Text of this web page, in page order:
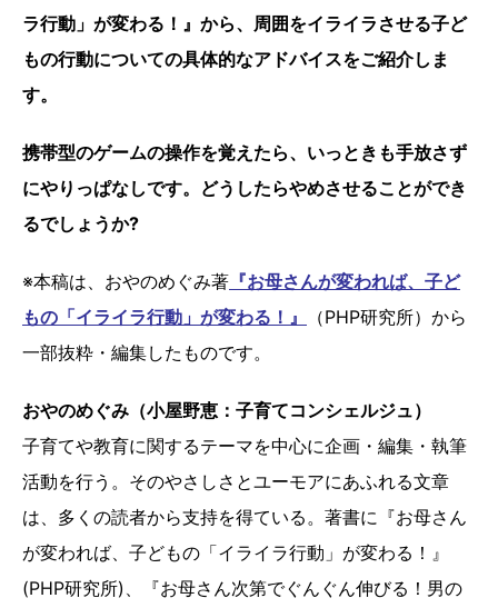
ラ行動」が変わる！』から、周囲をイライラさせる子ど
もの行動についての具体的なアドバイスをご紹介しま
す。
携帯型のゲームの操作を覚えたら、いっときも手放さず
にやりっぱなしです。どうしたらやめさせることができ
るでしょうか?
※本稿は、おやのめぐみ著 『お母さんが変われば、子ど
もの「イライラ行動」が変わる！』
（PHP研究所）から
一部抜粋・編集したものです。
おやのめぐみ（小屋野恵：子育てコンシェルジュ）
子育てや教育に関するテーマを中心に企画・編集・執筆
活動を行う。そのやさしさとユーモアにあふれる文章
は、多くの読者から支持を得ている。著書に『お母さん
が変われば、子どもの「イライラ行動」が変わる！』
(PHP研究所)、『お母さん次第でぐんぐん伸びる！男の